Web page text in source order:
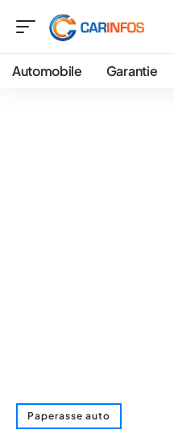
Automobile Garantie
Paperasse auto